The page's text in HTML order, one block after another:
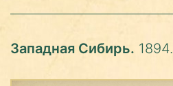
Западная Сибирь. 1894.